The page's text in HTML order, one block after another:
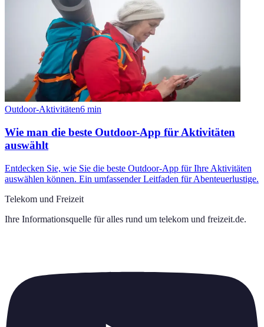
Outdoor-Aktivitäten6 min
Wie man die beste Outdoor-App für Aktivitäten
auswählt
Entdecken Sie, wie Sie die beste Outdoor-App für Ihre Aktivitäten
auswählen können. Ein umfassender Leitfaden für Abenteuerlustige.
Telekom und Freizeit
Ihre Informationsquelle für alles rund um telekom und freizeit.de.